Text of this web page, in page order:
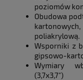
poziomów
Obudowa
poliakrylową.
Wsporniki z
gipsowo-
Wymiary
(3,7x3,7")